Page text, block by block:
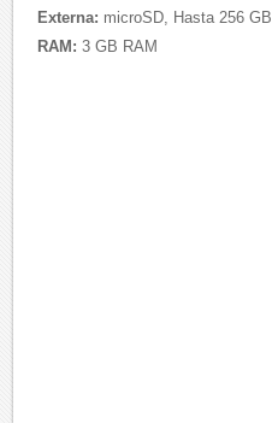
Externa: microSD, Hasta 256 GB
RAM: 3 GB RAM